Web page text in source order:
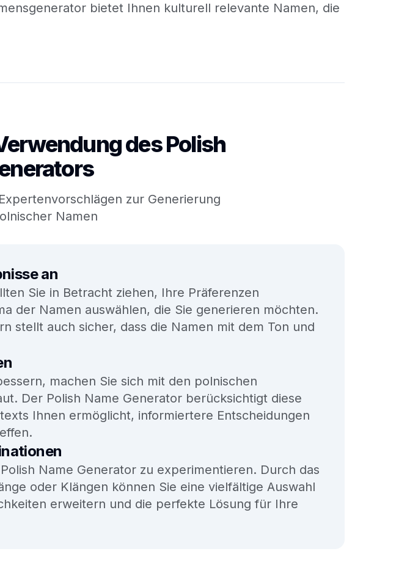
bietet Ihnen kulturell relevante Namen, die
des Polish
zur Generierung
Namen
an
Sie in Betracht ziehen, Ihre Präferenzen
der Namen auswählen, die Sie generieren möchten.
stellt auch sicher, dass die Namen mit dem Ton und
machen Sie sich mit den polnischen
Der Polish Name Generator berücksichtigt diese
Ihnen ermöglicht, informiertere Entscheidungen
Name Generator zu experimentieren. Durch das
oder Klängen können Sie eine vielfältige Auswahl
erweitern und die perfekte Lösung für Ihre